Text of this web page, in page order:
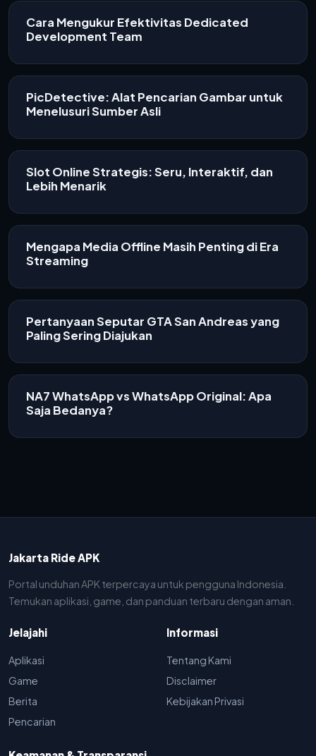
Cara Mengukur Efektivitas Dedicated
Development Team
PicDetective: Alat Pencarian Gambar untuk
Menelusuri Sumber Asli
Slot Online Strategis: Seru, Interaktif, dan
Lebih Menarik
Mengapa Media Offline Masih Penting di Era
Streaming
Pertanyaan Seputar GTA San Andreas yang
Paling Sering Diajukan
NA7 WhatsApp vs WhatsApp Original: Apa
Saja Bedanya?
Jakarta Ride APK
Portal unduhan APK terpercaya untuk pengguna Indonesia.
Temukan aplikasi, game, dan panduan terbaru dengan aman.
Jelajahi
Aplikasi
Game
Berita
Pencarian
Informasi
Tentang Kami
Disclaimer
Kebijakan Privasi